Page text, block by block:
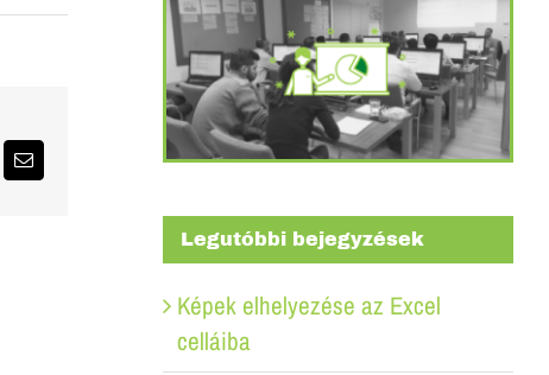
Email:
Legutóbbi bejegyzések
Képek elhelyezése az Excel
celláiba